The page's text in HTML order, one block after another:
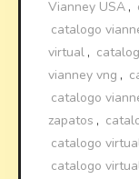
Vianney USA ,
catalogo
virtual ,
vianney vng ,
catalogo
zapatos ,
catalogo
catalogo